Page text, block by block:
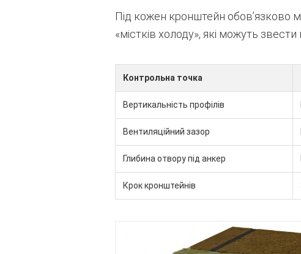
Під кожен кронштейн обов’язково
«містків холоду», які можуть
Контрольна точка
Вертикальність профілів
Вентиляційний зазор
Глибина отвору під анкер
Крок кронштейнів